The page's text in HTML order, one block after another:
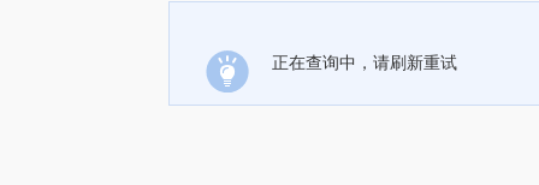
正在查询中，请刷新重试